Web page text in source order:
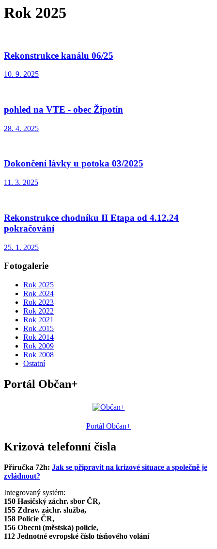
Rok 2025
Rekonstrukce kanálu 06/25
10. 9. 2025
pohled na VTE - obec Žipotín
28. 4. 2025
Dokončení lávky u potoka 03/2025
11. 3. 2025
Rekonstrukce chodníku II Etapa od 4.12.24
pokračování
25. 1. 2025
Fotogalerie
Rok 2025
Rok 2024
Rok 2023
Rok 2022
Rok 2021
Rok 2015
Rok 2014
Rok 2009
Rok 2008
Ostatní
Portál Občan+
Portál Občan+
Krizová telefonní čísla
Příručka 72h: Jak se připravit na krizové situace a společně je
zvládnout?
Integrovaný systém:
150 Hasičský záchr. sbor ČR,
155 Zdrav. záchr. služba,
158 Policie ČR,
156 Obecní (městská) policie,
112 Jednotné evropské číslo tísňového volání